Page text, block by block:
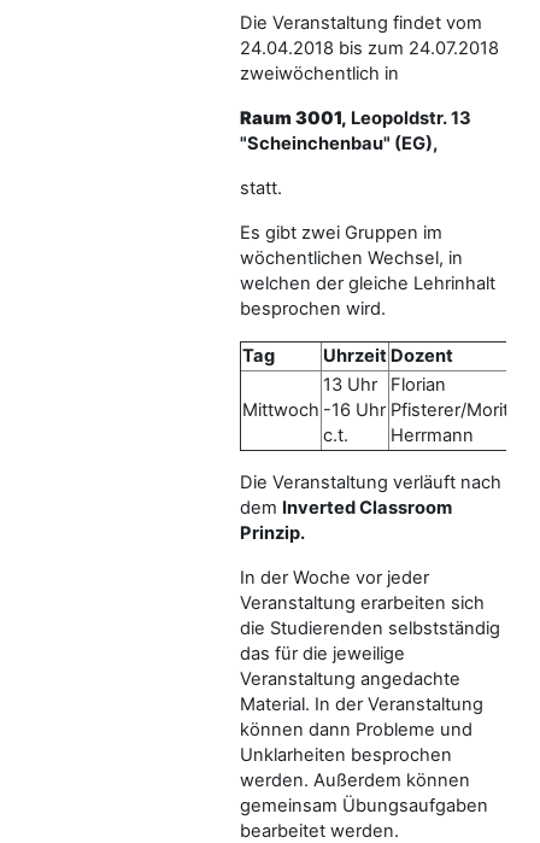
Die Veranstaltung findet vom
24.04.2018 bis zum 24.07.2018
zweiwöchentlich in
Raum 3001, Leopoldstr. 13
"Scheinchenbau" (EG),
statt.
Es gibt zwei Gruppen im
wöchentlichen Wechsel, in
welchen der gleiche Lehrinhalt
besprochen wird.
Tag Uhrzeit Dozent
Mittwoch
13 Uhr
-16 Uhr
c.t.
Florian
Pfisterer/Moritz
Herrmann
Die Veranstaltung verläuft nach
dem Inverted Classroom
Prinzip.
In der Woche vor jeder
Veranstaltung erarbeiten sich
die Studierenden selbstständig
das für die jeweilige
Veranstaltung angedachte
Material. In der Veranstaltung
können dann Probleme und
Unklarheiten besprochen
werden. Außerdem können
gemeinsam Übungsaufgaben
bearbeitet werden.